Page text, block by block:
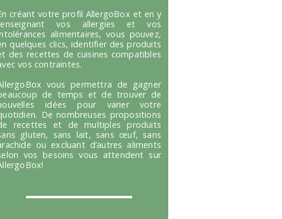
créant votre profil AllergoBox et en y
vos allergies et vos
alimentaires, vous pouvez,
quelques clics, identifier des produits
des recettes de cuisines compatibles
vos contraintes.
vous permettra de gagner
de temps et de trouver de
idées pour varier votre
De nombreuses propositions
recettes et de multiples produits
gluten, sans lait, sans œuf, sans
ou excluant d’autres aliments
vos besoins vous attendent sur